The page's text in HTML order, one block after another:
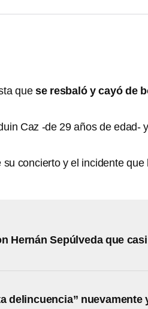
quese resbaló y cayó de
Caz -de 29 años de edad-
concierto y el incidente que
Hernán Sepúlveda que casi
delincuencia” nuevamente